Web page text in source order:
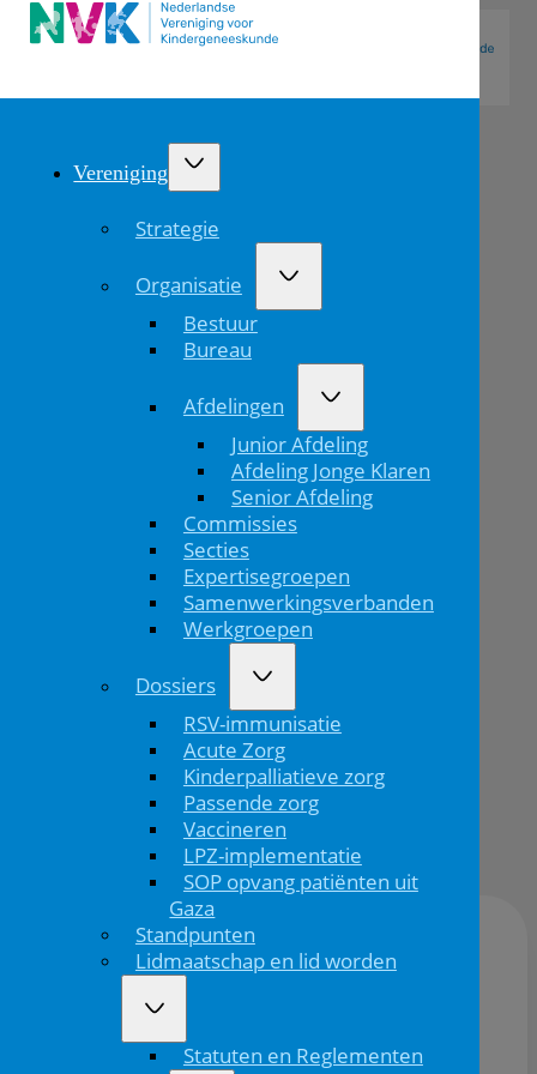
Vereniging
Strategie
Organisatie
Bestuur
Bureau
Afdelingen
Junior Afdeling
Afdeling Jonge Klaren
Senior Afdeling
Commissies
Secties
Expertisegroepen
Samenwerkingsverbanden
Werkgroepen
Dossiers
RSV-immunisatie
Acute Zorg
Kinderpalliatieve zorg
Passende zorg
Vaccineren
LPZ-implementatie
SOP opvang patiënten uit
Gaza
Standpunten
Lidmaatschap en lid worden
Statuten en Reglementen
Internationaal
EUROKiDs
Kawasaki
Locatie:
OBA oosterdok Public Library, oosterdokkade
04/03/2026 06/03/2026